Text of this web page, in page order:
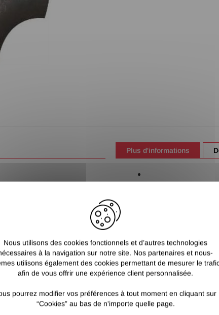
Plus d'informations
Nous utilisons des cookies fonctionnels et d’autres technologies
à la navigation sur notre site. Nos partenaires et nous-
utilisons également des cookies permettant de mesurer le
afin de vous offrir une expérience client personnalisée.
pourrez modifier vos préférences à tout moment en cliquant sur
“Cookies” au bas de n'importe quelle page.